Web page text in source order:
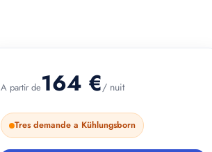
A partir de164 €/ nuit
Tres demande a Kühlungsborn